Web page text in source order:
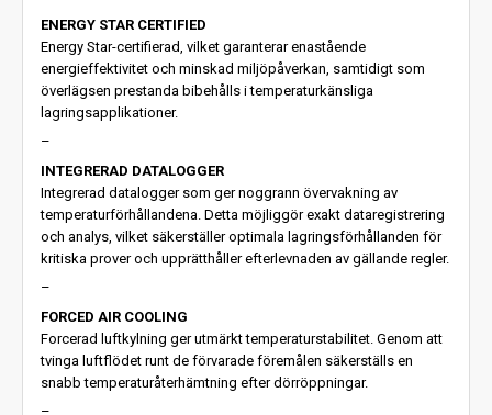
ENERGY STAR CERTIFIED
Energy Star-certifierad, vilket garanterar enastående
energieffektivitet och minskad miljöpåverkan, samtidigt som
överlägsen prestanda bibehålls i temperaturkänsliga
lagringsapplikationer.
–
INTEGRERAD DATALOGGER
Integrerad datalogger som ger noggrann övervakning av
temperaturförhållandena. Detta möjliggör exakt dataregistrering
och analys, vilket säkerställer optimala lagringsförhållanden för
kritiska prover och upprätthåller efterlevnaden av gällande regler.
–
FORCED AIR COOLING
Forcerad luftkylning ger utmärkt temperaturstabilitet. Genom att
tvinga luftflödet runt de förvarade föremålen säkerställs en
snabb temperaturåterhämtning efter dörröppningar.
–